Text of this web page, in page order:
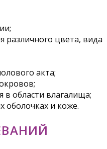
различного цвета, вида
акта;
области влагалища;
оболочках и коже.